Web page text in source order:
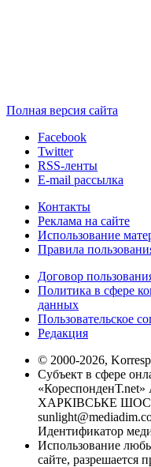
Полная версия сайта
Facebook
Twitter
RSS-ленты
E-mail рассылка
Контакты
Реклама на сайте
Использование
Правила
Договор
Политика в сфере
данных
Пользовательское
Редакция
© 2000-2026,
Субъект в сфере
«КореспонденТ.net»
ХАРКІВСЬКЕ ШОСЕ,
Идентификатор
Использование
сайте, разрешается